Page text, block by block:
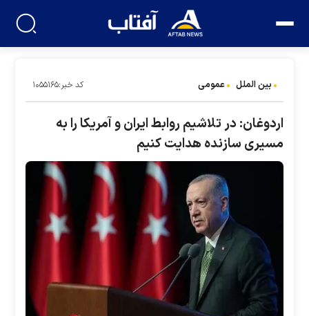
بین الملل عمومی کد خبر:۱۰۵۵۱۶۵
اردوغان: در تلاشیم روابط ایران و آمریکا را به
مسیری سازنده هدایت کنیم